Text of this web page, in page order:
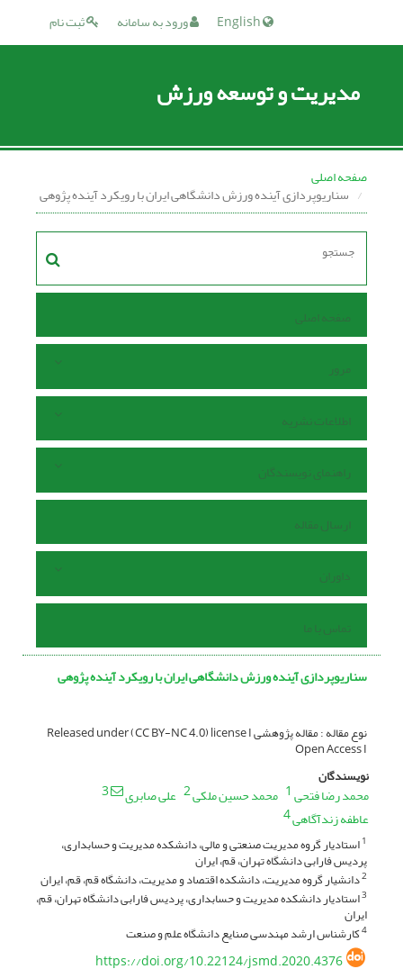
ثبت نام ورود به سامانه
مدیریت و توسعه ورزش
صفحه اصلی
سناریوپردازی آینده ورزش دانشگاهی ایران با رویکرد آینده پژوهی
صفحه اصلی
مرور
اطلاعات نشریه
راهنمای نویسندگان
ارسال مقاله
داوران
تماس با ما
سناریوپردازی آینده ورزش دانشگاهی ایران با رویکرد آینده پژوهی
نوع مقاله : مقاله پژوهشی Released under (CC BY-NC 4.0) license I
Open Access I
نویسندگان
محمد رضا فتحی1 محمد حسین ملکی2 علی صابری
3
عاطفه زندآگاهی4
1استادیار گروه مدیریت صنعتی و مالی، دانشکده مدیریت و حسابداری،
پردیس فارابی دانشگاه تهران، قم، ایران
2دانشیار گروه مدیریت، دانشکده اقتصاد و مدیریت، دانشگاه قم، قم، ایران
3استادیار دانشکده مدیریت و حسابداری، پردیس فارابی دانشگاه تهران، قم،
ایران
4کارشناس ارشد مهندسی صنایع دانشگاه علم و صنعت
https://doi.org/10.22124/jsmd.2020.4376